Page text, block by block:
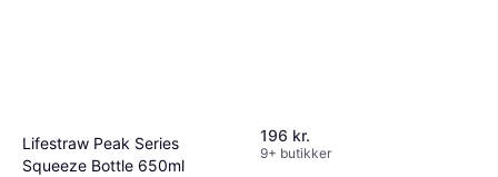
Lifestraw Peak Series
Squeeze Bottle 650ml
196 kr.
9+ butikker